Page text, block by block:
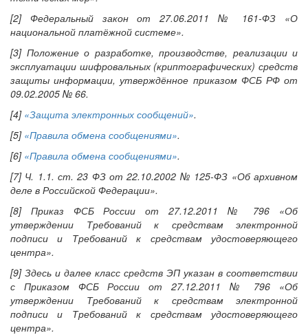
[2] Федеральный закон от 27.06.2011 № 161-ФЗ «О
национальной платёжной системе».
[3] Положение о разработке, производстве, реализации и
эксплуатации шифровальных (криптографических) средств
защиты информации, утверждённое приказом ФСБ РФ от
09.02.2005 № 66.
[4] «Защита электронных сообщений».
[5] «Правила обмена сообщениями».
[6] «Правила обмена сообщениями».
[7] Ч. 1.1. ст. 23 ФЗ от 22.10.2002 № 125-ФЗ «Об архивном
деле в Российской Федерации».
[8] Приказ ФСБ России от 27.12.2011 № 796 «Об
утверждении Требований к средствам электронной
подписи и Требований к средствам удостоверяющего
центра».
[9] Здесь и далее класс средств ЭП указан в соответствии
с Приказом ФСБ России от 27.12.2011 № 796 «Об
утверждении Требований к средствам электронной
подписи и Требований к средствам удостоверяющего
центра».